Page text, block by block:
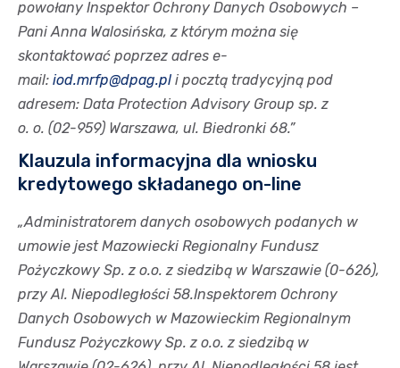
powołany Inspektor Ochrony Danych Osobowych –
Pani Anna Walosińska, z którym można się
skontaktować poprzez adres e-
mail: iod.mrfp@dpag.pl i pocztą tradycyjną pod
adresem: Data Protection Advisory Group sp. z
o. o. (02-959) Warszawa, ul. Biedronki 68.”
Klauzula informacyjna dla wniosku
kredytowego składanego on-line
„Administratorem danych osobowych podanych w
umowie jest Mazowiecki Regionalny Fundusz
Pożyczkowy Sp. z o.o. z siedzibą w Warszawie (0-626),
przy Al. Niepodległości 58.Inspektorem Ochrony
Danych Osobowych w Mazowieckim Regionalnym
Fundusz Pożyczkowy Sp. z o.o. z siedzibą w